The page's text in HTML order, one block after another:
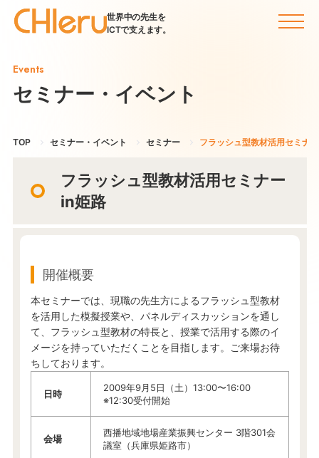
世界中の先生を
ICTで支えます。
Events
セミナー・イベント
TOP セミナー・イベント セミナー フラッシュ型教材活用セミナ
フラッシュ型教材活用セミナー
in姫路
開催概要
本セミナーでは、現職の先生方によるフラッシュ型教材
を活用した模擬授業や、パネルディスカッションを通し
て、フラッシュ型教材の特長と、授業で活用する際のイ
メージを持っていただくことを目指します。ご来場お待
ちしております。
日時
2009年9月5日（土）13:00〜16:00
※12:30受付開始
会場
西播地域地場産業振興センター 3階301会
議室（兵庫県姫路市）